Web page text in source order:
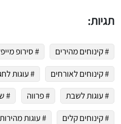
תגיות:
# קינוחים מהירים # סירופ
# קינוחים לאורחים
# עוגות
# עוגות לשבת
# פרווה
#
# קינוחים קלים
# עוגות מהירות